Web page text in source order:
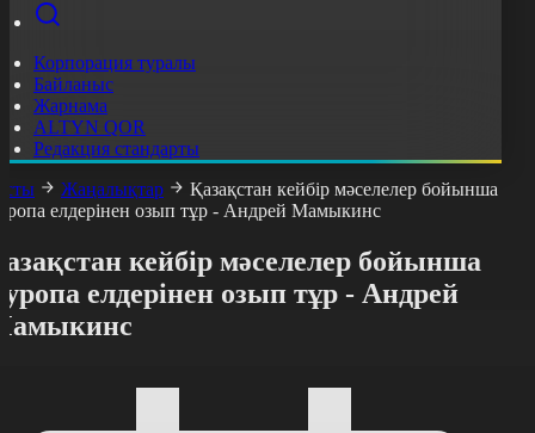
Корпорация туралы
Байланыс
Жарнама
ALTYN QOR
Редакция стандарты
Жаңалықтар
Қазақстан кейбір мәселелер бойынша
елдерінен озып тұр - Андрей Мамыкинс
кейбір мәселелер бойынша
елдерінен озып тұр - Андрей